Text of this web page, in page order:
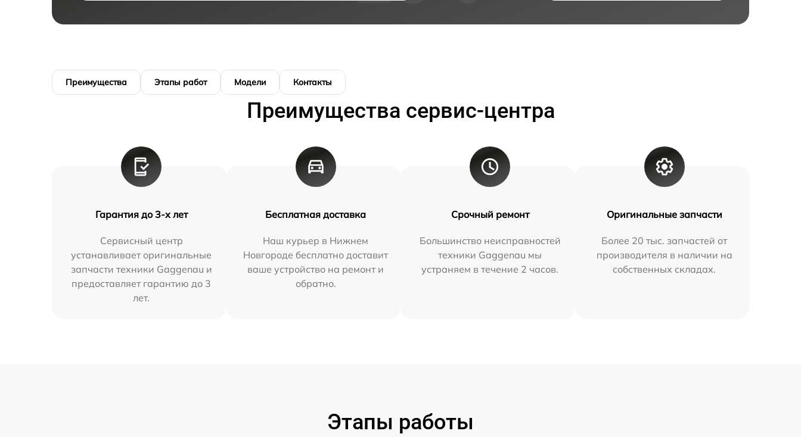
Преимущества Этапы работ Модели Контакты
Преимущества сервис-центра
Гарантия до 3-х лет
Сервисный центр
устанавливает оригинальные
запчасти техники Gaggenau и
предоставляет гарантию до 3
лет.
Бесплатная доставка
Наш курьер в Нижнем
Новгороде бесплатно доставит
ваше устройство на ремонт и
обратно.
Срочный ремонт
Большинство неисправностей
техники Gaggenau мы
устраняем в течение 2 часов.
Оригинальные запчасти
Более 20 тыс. запчастей от
производителя в наличии на
собственных складах.
Этапы работы